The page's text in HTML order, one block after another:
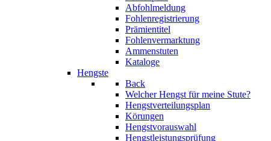
Abfohlmeldung
Fohlenregistrierung
Prämientitel
Fohlenvermarktung
Ammenstuten
Kataloge
Hengste
Back
Welcher Hengst für meine Stute?
Hengstverteilungsplan
Körungen
Hengstvorauswahl
Hengstleistungsprüfung